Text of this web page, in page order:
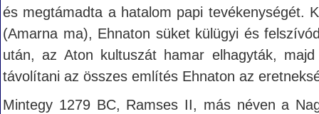
és megtámadta a hatalom papi tevékenységét.
(Amarna ma), Ehnaton süket külügyi és
után, az Aton kultuszát hamar elhagyták,
távolítani az összes említés Ehnaton az
Mintegy 1279 BC, Ramses II, más néven a